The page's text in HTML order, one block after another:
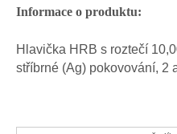
HRB 10.0 konektor samec
Informace o produktu:
Hlavička HRB s roztečí
stříbrné (Ag) pokovování, 2